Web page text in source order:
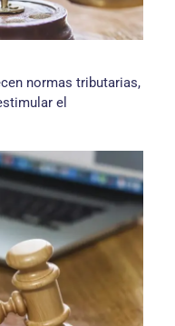
normas tributarias,
el